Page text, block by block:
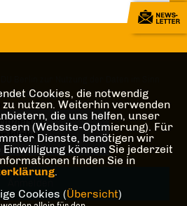
klicken
Friendly Captcha ⇗
Cookies, die notwendig
nutzen. Weiterhin verwenden
die uns helfen, unser
(Website-Optmierung). Für
Dienste, benötigen wir
können Sie jederzeit
finden Sie in
.
Cookies (Übersicht)